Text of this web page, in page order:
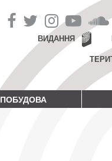
ВИДАННЯ
ПОБУДОВА